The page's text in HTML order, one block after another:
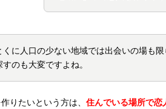
くに人口の少ない地域では出会いの場も
すのも大変ですよね。
りたいという方は、 住んでいる場所で恋